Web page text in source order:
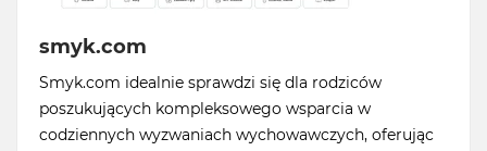
smyk.com
Smyk.com idealnie sprawdzi się dla rodziców
poszukujących kompleksowego wsparcia w
codziennych wyzwaniach wychowawczych, oferując